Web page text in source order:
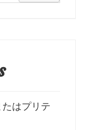
はプリテ